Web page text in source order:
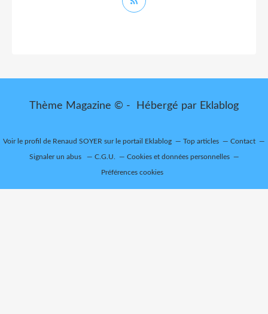
Thème Magazine © - Hébergé par Eklablog
Voir le profil de Renaud SOYER sur le portail Eklablog Top articles Contact
Signaler un abus C.G.U. Cookies et données personnelles
Préférences cookies